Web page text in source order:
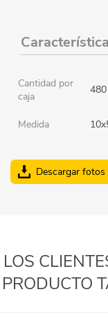
Cantidad por
caja
480
Medida
Descargar fotos
LOS
PRODUCTO